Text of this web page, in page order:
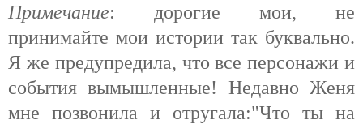
Примечание: дорогие мои, не
принимайте мои истории так буквально.
Я же предупредила, что все персонажи и
события вымышленные! Недавно Женя
мне позвонила и отругала:"Что ты на